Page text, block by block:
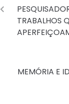
TRABALHOS
MEMÓRIA E